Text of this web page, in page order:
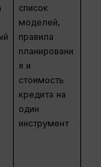
список
моделей,
правила
планировани
я и
стоимость
кредита на
один
инструмент